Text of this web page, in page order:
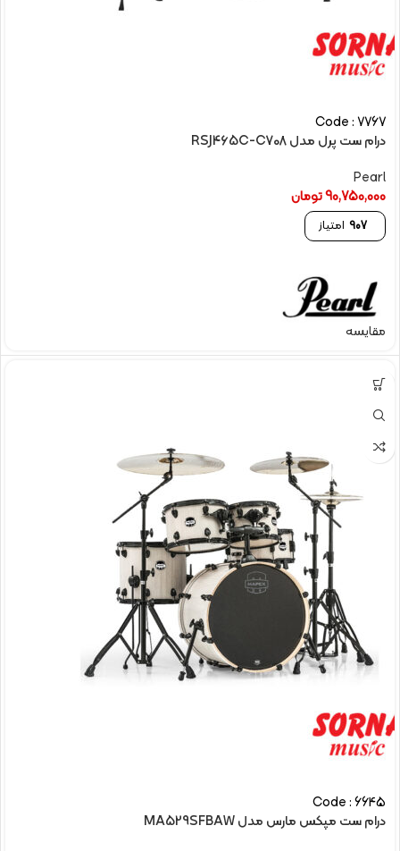
Code : 7767
درام ست پرل مدل RSJ465C-C708
Pearl
90,750,000تومان
907 امتیاز
مقایسه
Code : 6645
درام ست مپکس مارس مدل MA529SFBAW